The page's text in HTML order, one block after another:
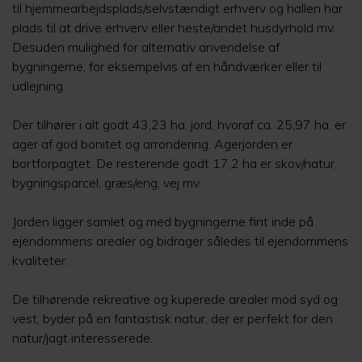
til hjemmearbejdsplads/selvstændigt erhverv og hallen har
plads til at drive erhverv eller heste/andet husdyrhold mv.
Desuden mulighed for alternativ anvendelse af
bygningerne, for eksempelvis af en håndværker eller til
udlejning.
Der tilhører i alt godt 43,23 ha. jord, hvoraf ca. 25,97 ha. er
ager af god bonitet og arrondering. Agerjorden er
bortforpagtet. De resterende godt 17,2 ha er skov/natur,
bygningsparcel, græs/eng, vej mv.
Jorden ligger samlet og med bygningerne fint inde på
ejendommens arealer og bidrager således til ejendommens
kvaliteter.
De tilhørende rekreative og kuperede arealer mod syd og
vest, byder på en fantastisk natur, der er perfekt for den
natur/jagt interesserede.